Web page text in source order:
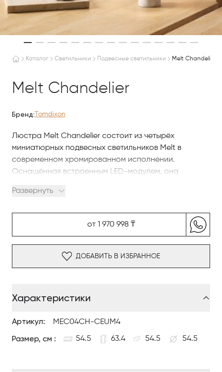
Каталог Светильники Подвесные светильники Melt Chandelier
Melt Chandelier
Бренд:Tomdixon
Люстра Melt Chandelier состоит из четырёх
миниатюрных подвесных светильников Melt в
современном хромированном исполнении.
Оснащённая встроенным LED-модулем, она
горячего стекла во включённом состоянии и
Изготовленная в Германии с применением
высокотехнологичного производства, люстра
вызывает ассоциации с расплавленным стеклом и
идеально подходит для небольших пространств.
Развернуть
от 1 970 998 ₸
ДОБАВИТЬ В ИЗБРАННОЕ
Характеристики
Артикул: MEC04CH-CEUM4
Размер, см : 54.5 63.4 54.5 54.5